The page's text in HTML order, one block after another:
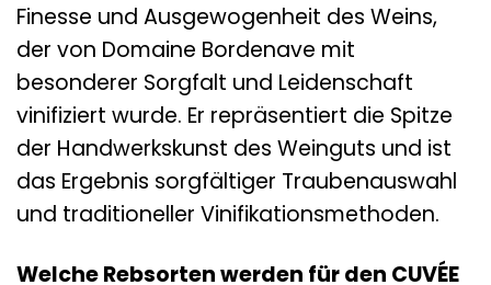
Finesse und Ausgewogenheit des Weins,
der von Domaine Bordenave mit
besonderer Sorgfalt und Leidenschaft
vinifiziert wurde. Er repräsentiert die Spitze
der Handwerkskunst des Weinguts und ist
das Ergebnis sorgfältiger Traubenauswahl
und traditioneller Vinifikationsmethoden.
Welche Rebsorten werden für den CUVÉE